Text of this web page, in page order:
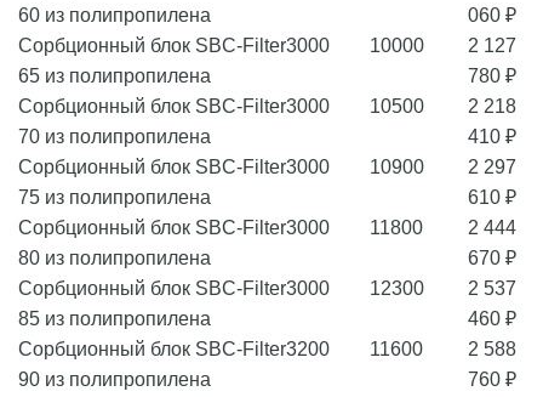
60 из полипропилена
060 ₽
Сорбционный блок SBC-Filter
65 из полипропилена
3000 10000
2 127
780 ₽
Сорбционный блок SBC-Filter
70 из полипропилена
3000 10500
2 218
410 ₽
Сорбционный блок SBC-Filter
75 из полипропилена
3000 10900
2 297
610 ₽
Сорбционный блок SBC-Filter
80 из полипропилена
3000 11800
2 444
670 ₽
Сорбционный блок SBC-Filter
85 из полипропилена
3000 12300
2 537
460 ₽
Сорбционный блок SBC-Filter
90 из полипропилена
3200 11600
2 588
760 ₽